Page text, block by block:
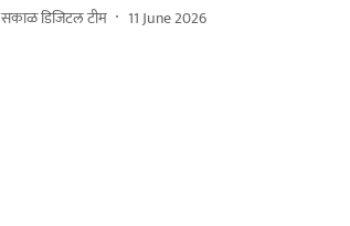
सकाळ डिजिटल टीम 11 June 2026